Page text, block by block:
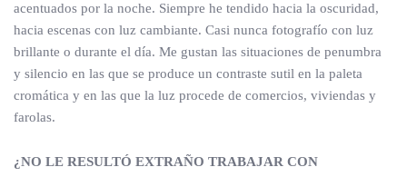
acentuados por la noche. Siempre he tendido hacia la oscuridad,
hacia escenas con luz cambiante. Casi nunca fotografío con luz
brillante o durante el día. Me gustan las situaciones de penumbra
y silencio en las que se produce un contraste sutil en la paleta
cromática y en las que la luz procede de comercios, viviendas y
farolas.
¿NO LE RESULTÓ EXTRAÑO TRABAJAR CON